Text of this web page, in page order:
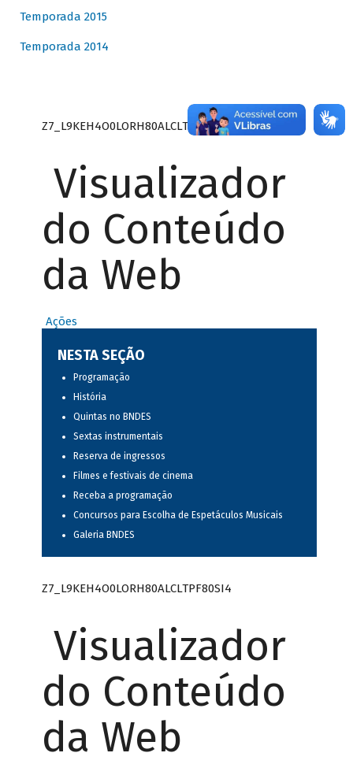
Temporada 2015
Temporada 2014
Z7_L9KEH4O0LORH80ALCLTPF80S27
Visualizador
do Conteúdo
da Web
Ações
NESTA SEÇÃO
Programação
História
Quintas no BNDES
Sextas instrumentais
Reserva de ingressos
Filmes e festivais de cinema
Receba a programação
Concursos para Escolha de Espetáculos Musicais
Galeria BNDES
Z7_L9KEH4O0LORH80ALCLTPF80SI4
Visualizador
do Conteúdo
da Web